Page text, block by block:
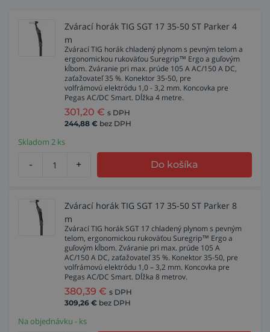
Zvárací horák TIG SGT 17 35-50 ST Parker 4
m
Zvárací TIG horák chladený plynom s pevným telom a
ergonomickou rukoväťou Suregrip™ Ergo a guľovým
kĺbom. Zváranie pri max. prúde 105 A AC/150 A DC,
zaťažovateľ 35 %. Konektor 35-50, pre
volfrámovú elektródu 1,0 - 3,2 mm. Koncovka pre
Pegas AC/DC Smart. Dĺžka 4 metre.
301,20 € s DPH
244,88 € bez DPH
Skladom 2 ks
- + Do košíka
Zvárací horák TIG SGT 17 35-50 ST Parker 8
m
Zvárací TIG horák SGT 17 chladený plynom s pevným
telom, ergonomickou rukoväťou Suregrip™ Ergo a
guľovým kĺbom. Zváranie pri max. prúde 105 A
AC/150 A DC, zaťažovateľ 35 %. Konektor 35-50, pre
volfrámovú elektródu 1,0 – 3,2 mm. Koncovka pre
Pegas AC/DC Smart. Dĺžka 8 metrov.
380,39 € s DPH
309,26 € bez DPH
Na objednávku - ks